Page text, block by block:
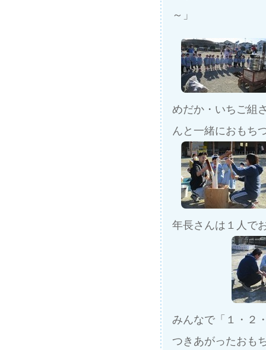
～」
めだか・いちご組
んと一緒におもち
年長さんは１人で
みんなで「１・２
つきあがったおも